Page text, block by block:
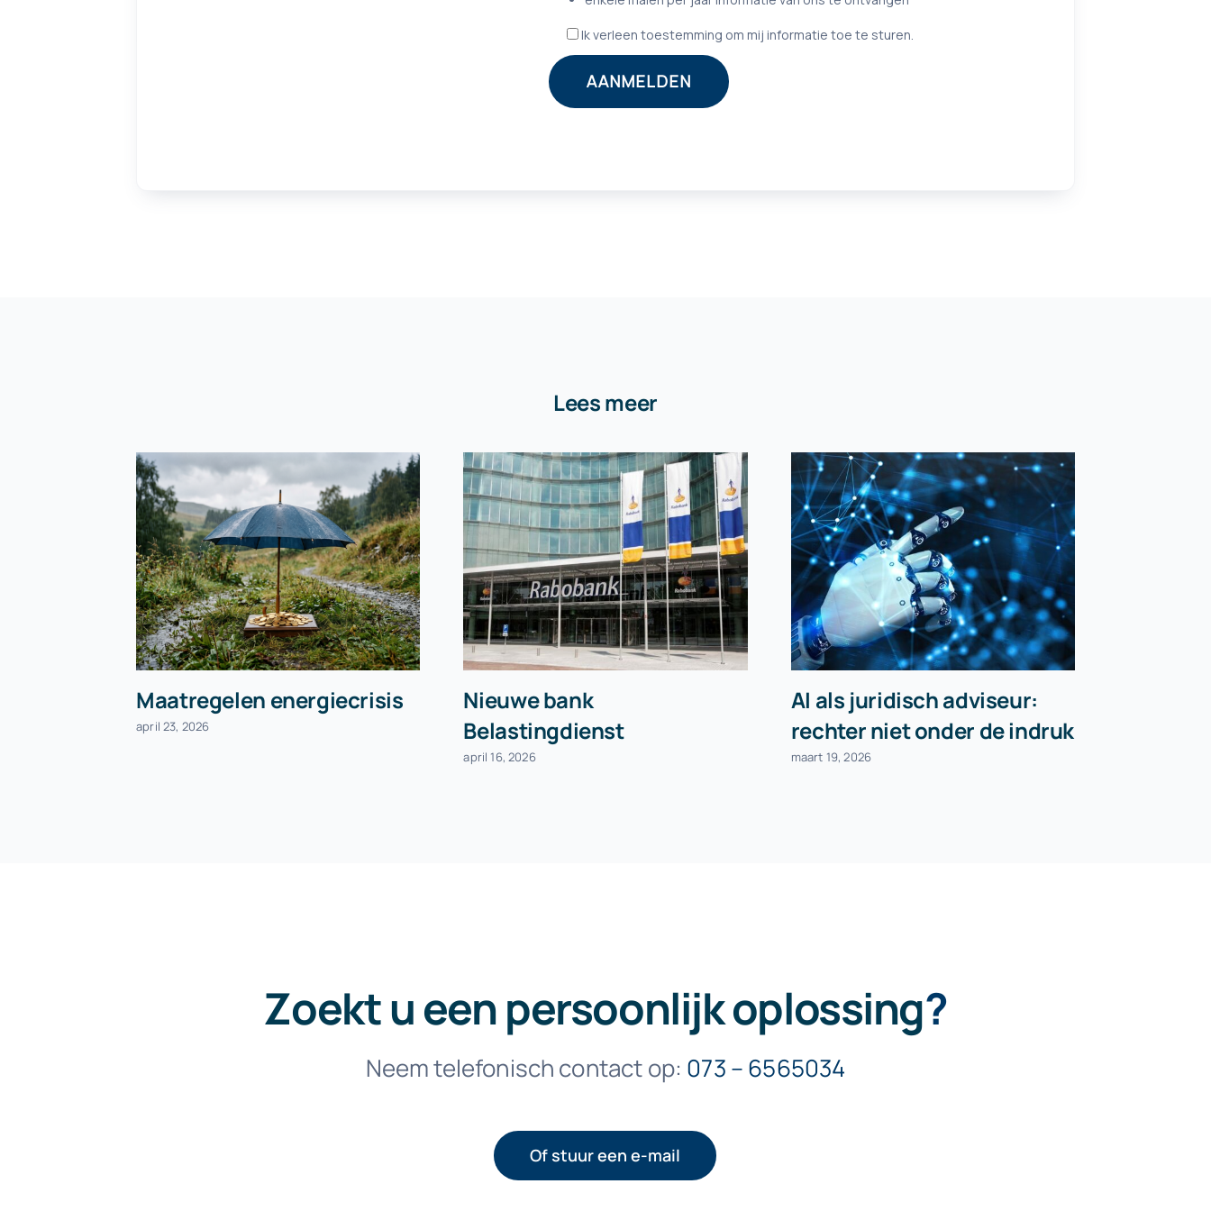
Lees meer
Maatregelen energiecrisis
april 23, 2026
Nieuwe bank
Belastingdienst
april 16, 2026
AI als juridisch adviseur:
rechter niet onder de indruk
maart 19, 2026
Zoekt u een persoonlijk oplossing?
Neem telefonisch contact op: 073 – 6565034
Of stuur een e-mail